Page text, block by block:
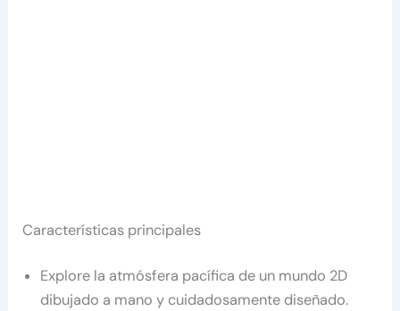
Características principales
Explore la atmósfera pacífica de un mundo 2D
dibujado a mano y cuidadosamente diseñado.